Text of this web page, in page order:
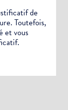
de
Toutefois,
et vous